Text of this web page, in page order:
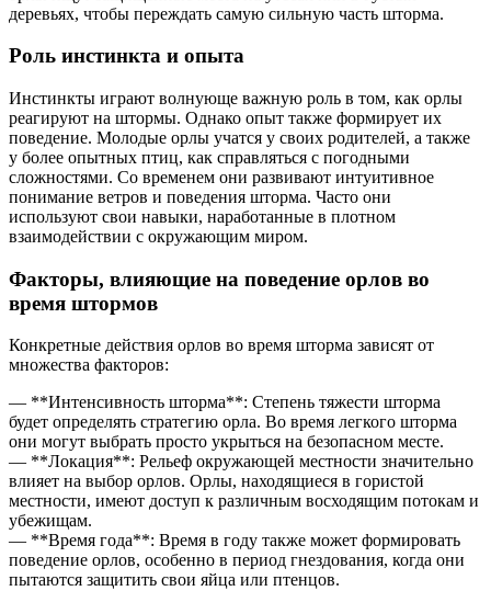
деревьях, чтобы переждать самую сильную часть шторма.
Роль инстинкта и опыта
Инстинкты играют волнующе важную роль в том, как орлы
реагируют на штормы. Однако опыт также формирует их
поведение. Молодые орлы учатся у своих родителей, а также
у более опытных птиц, как справляться с погодными
сложностями. Со временем они развивают интуитивное
понимание ветров и поведения шторма. Часто они
используют свои навыки, наработанные в плотном
взаимодействии с окружающим миром.
Факторы, влияющие на поведение орлов во
время штормов
Конкретные действия орлов во время шторма зависят от
множества факторов:
— **Интенсивность шторма**: Степень тяжести шторма
будет определять стратегию орла. Во время легкого шторма
они могут выбрать просто укрыться на безопасном месте.
— **Локация**: Рельеф окружающей местности значительно
влияет на выбор орлов. Орлы, находящиеся в гористой
местности, имеют доступ к различным восходящим потокам и
убежищам.
— **Время года**: Время в году также может формировать
поведение орлов, особенно в период гнездования, когда они
пытаются защитить свои яйца или птенцов.